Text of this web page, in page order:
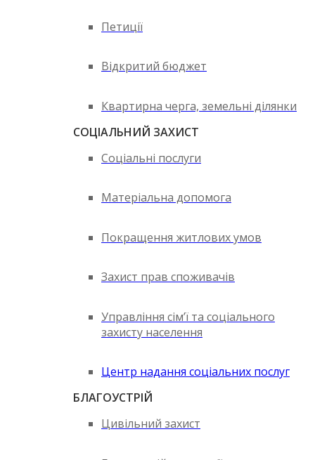
Петиції
Відкритий бюджет
Квартирна черга, земельні ділянки
СОЦІАЛЬНИЙ ЗАХИСТ
Соціальні послуги
Матеріальна допомога
Покращення житлових умов
Захист прав споживачів
Управління сім’ї та соціального
захисту населення
Центр надання соціальних послуг
БЛАГОУСТРІЙ
Цивільний захист